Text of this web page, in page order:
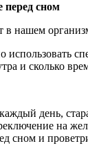
перед сном
в нашем
использовать
и сколько
день,
на
сном и